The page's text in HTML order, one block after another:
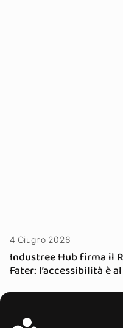
4 Giugno 2026
Industree Hub firma il
Fater: l’accessibilità è